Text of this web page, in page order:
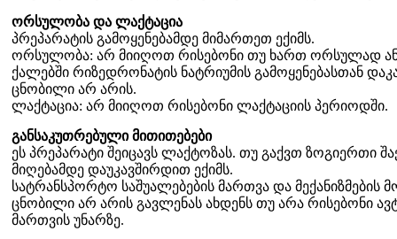
ორსულობა და ლაქტაცია
პრეპარატის გამოყენებამდე მიმართეთ ექიმს.
ორსულობა: არ მიიღოთ რისებონი თუ ხართ ორსულად
ქალებში რიზედრონატის ნატრიუმის გამოყენებასთან
ცნობილი არ არის.
ლაქტაცია: არ მიიღოთ რისებონი ლაქტაციის პერიოდში.
განსაკუთრებული მითითებები
ეს პრეპარატი შეიცავს ლაქტოზას. თუ გაქვთ ზოგიერთი
მიღებამდე დაუკავშირდით ექიმს.
სატრანსპორტო საშუალებების მართვა და მექანიზმების
ცნობილი არ არის გავლენას ახდენს თუ არა რისებონი
მართვის უნარზე.